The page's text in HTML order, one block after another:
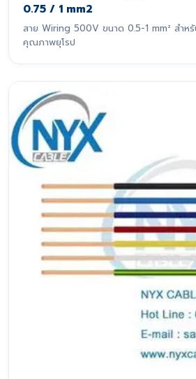
0.75 / 1 mm2
สาย Wiring 500V ขนาด 0.5-1 mm² สำหรั
คุณภาพยุโรป